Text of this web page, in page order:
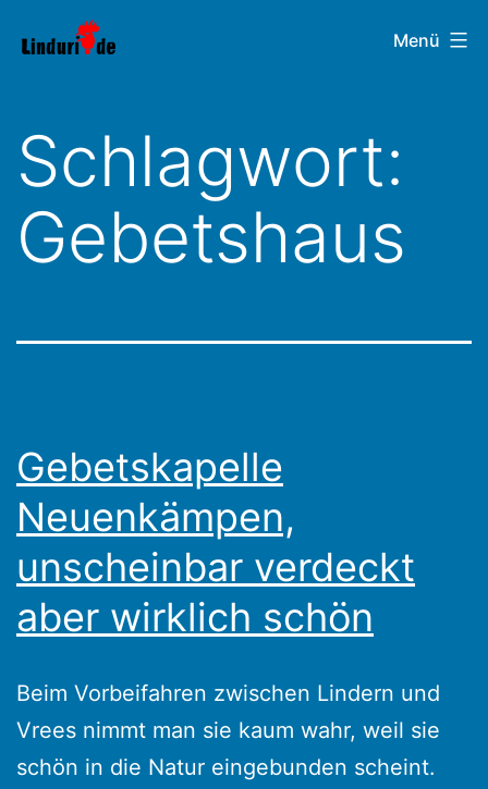
Inhalt
Linduri.de Menü
Schlagwort:
Gebetshaus
Gebetskapelle
Neuenkämpen,
unscheinbar verdeckt
aber wirklich schön
Beim Vorbeifahren zwischen Lindern und
Vrees nimmt man sie kaum wahr, weil sie
schön in die Natur eingebunden scheint.